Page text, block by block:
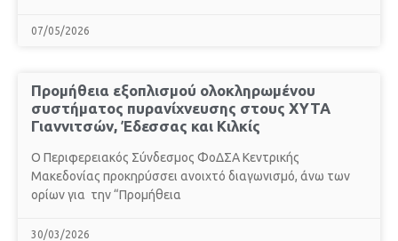
07/05/2026
Προμήθεια εξοπλισμού ολοκληρωμένου
συστήματος πυρανίχνευσης στους ΧΥΤΑ
Γιαννιτσών, Έδεσσας και Κιλκίς
O Περιφερειακός Σύνδεσμος ΦοΔΣΑ Κεντρικής
Μακεδονίας προκηρύσσει ανοιχτό διαγωνισμό, άνω των
ορίων για την “Προμήθεια
30/03/2026